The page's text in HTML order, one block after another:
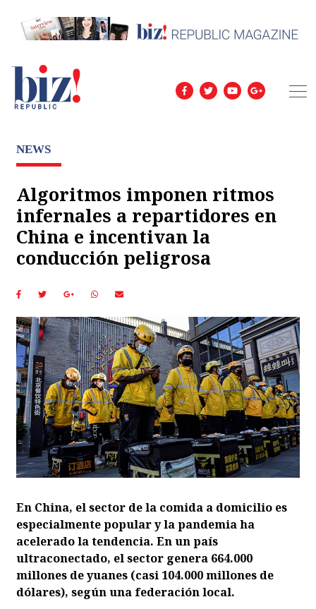
NEWS
Algoritmos imponen ritmos
infernales a repartidores en
China e incentivan la
conducción peligrosa
En China, el sector de la comida a domicilio es
especialmente popular y la pandemia ha
acelerado la tendencia. En un país
ultraconectado, el sector genera 664.000
millones de yuanes (casi 104.000 millones de
dólares), según una federación local.